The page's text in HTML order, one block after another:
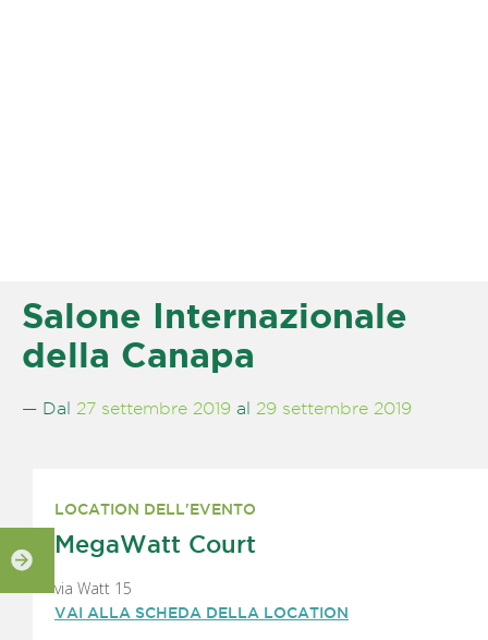
Salone Internazionale
della Canapa
— Dal 27 settembre 2019 al 29 settembre 2019
LOCATION DELL'EVENTO
MegaWatt Court
via Watt 15
VAI ALLA SCHEDA DELLA LOCATION